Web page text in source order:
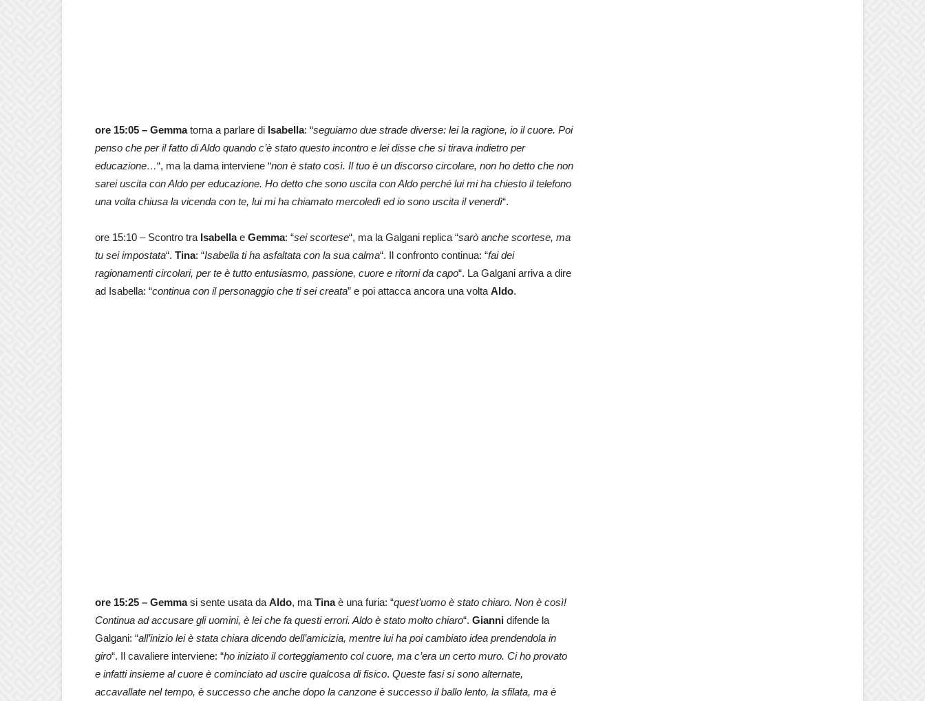
ore 15:05 – Gemmatorna a parlare di Isabella: “seguiamo due strade diverse: lei la ragione, io il cuore. Poi
penso che per il fatto di Aldo quando c’è stato questo incontro e lei disse che si tirava indietro per
educazione…“, ma la dama interviene “non è stato così. Il tuo è un discorso circolare, non ho detto che non
sarei uscita con Aldo per educazione. Ho detto che sono uscita con Aldo perché lui mi ha chiesto il telefono
una volta chiusa la vicenda con te, lui mi ha chiamato mercoledì ed io sono uscita il venerdì“.
ore 15:10 – Scontro tra Isabellae Gemma: “sei scortese“, ma la Galgani replica “sarò anche scortese, ma
tu sei impostata“. Tina: “Isabella ti ha asfaltata con la sua calma“. Il confronto continua: “fai dei
ragionamenti circolari, per te è tutto entusiasmo, passione, cuore e ritorni da capo“. La Galgani arriva a dire
ad Isabella: “continua con il personaggio che ti sei creata” e poi attacca ancora una volta Aldo.
ore 15:25 – Gemmasi sente usata da Aldo, ma Tinaè una furia: “quest’uomo è stato chiaro. Non è così!
Continua ad accusare gli uomini, è lei che fa questi errori. Aldo è stato molto chiaro“. Gianni difende la
Galgani: “all’inizio lei è stata chiara dicendo dell’amicizia, mentre lui ha poi cambiato idea prendendola in
giro“. Il cavaliere interviene: “ho iniziato il corteggiamento col cuore, ma c’era un certo muro. Ci ho provato
e infatti insieme al cuore è cominciato ad uscire qualcosa di fisico. Queste fasi si sono alternate,
accavallate nel tempo, è successo che anche dopo la canzone è successo il ballo lento, la sfilata, ma è